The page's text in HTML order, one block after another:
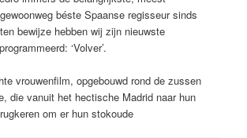
béste Spaanse regisseur sinds
bewijze hebben wij zijn nieuwste
‘Volver’.
vrouwenfilm, opgebouwd rond de zussen
die vanuit het hectische Madrid naar hun
om er hun stokoude